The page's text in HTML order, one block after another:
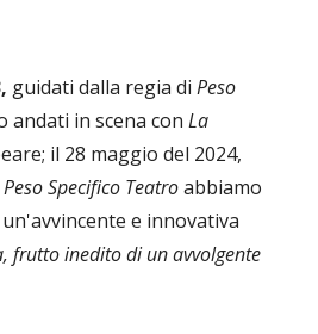
guidati dalla regia diPeso
andati in scena conLa
il 28 maggio del 2024,
Peso Specifico Teatroabbiamo
e innovativa
frutto inedito di un avvolgente